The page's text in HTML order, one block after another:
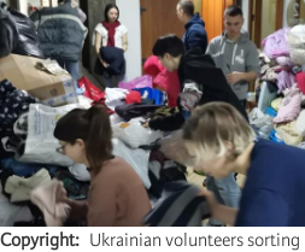
Copyright
Ukrainian volunteers